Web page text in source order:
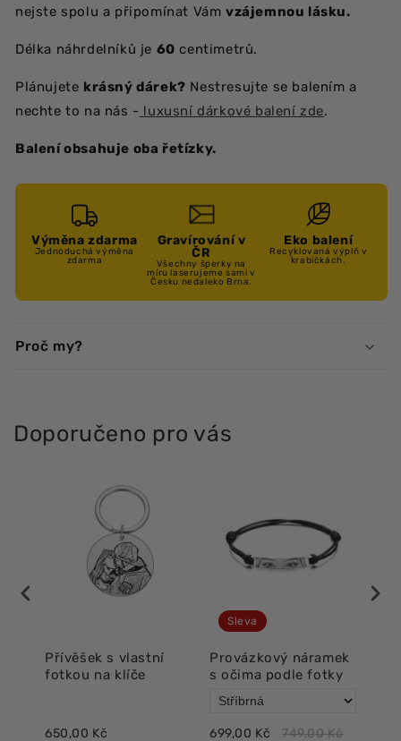
nejste spolu a připomínat Vám vzájemnou lásku.
Délka náhrdelníků je 60 centimetrů.
Plánujete krásný dárek? Nestresujte se balením a
nechte to na nás - luxusní dárkové balení zde.
Balení obsahuje oba řetízky.
Výměna zdarma
Jednoduchá výměna
zdarma
Gravírování v
ČR
Všechny šperky na
míru laserujeme sami v
Česku nedaleko Brna.
Eko balení
Recyklovaná výplň v
krabičkách.
Proč my?
Doporučeno pro vás
Přívěšek s vlastní
fotkou na klíče
650,00 Kč
Sleva
Provázkový náramek
s očima podle fotky
699,00 Kč 749,00 Kč